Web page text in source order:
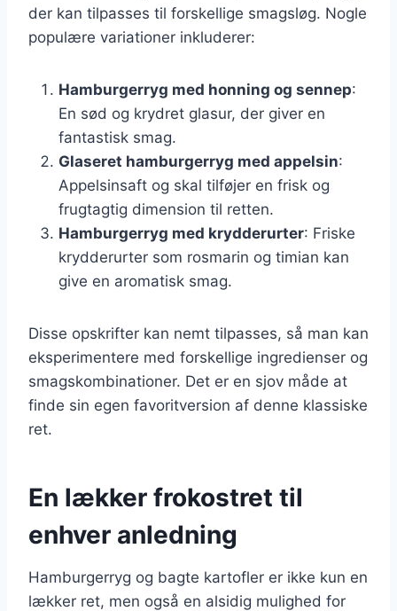
der kan tilpasses til forskellige smagsløg. Nogle
populære variationer inkluderer:
Hamburgerryg med honning og sennep:
En sød og krydret glasur, der giver en
fantastisk smag.
Glaseret hamburgerryg med appelsin:
Appelsinsaft og skal tilføjer en frisk og
frugtagtig dimension til retten.
Hamburgerryg med krydderurter: Friske
krydderurter som rosmarin og timian kan
give en aromatisk smag.
Disse opskrifter kan nemt tilpasses, så man kan
eksperimentere med forskellige ingredienser og
smagskombinationer. Det er en sjov måde at
finde sin egen favoritversion af denne klassiske
ret.
En lækker frokostret til
enhver anledning
Hamburgerryg og bagte kartofler er ikke kun en
lækker ret, men også en alsidig mulighed for